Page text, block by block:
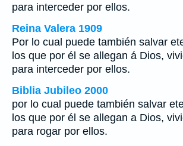
para interceder por ellos.
Reina Valera 1909
Por lo cual puede también salvar
los que por él se allegan á Dios,
para interceder por ellos.
Biblia Jubileo 2000
por lo cual puede también salvar
los que por él se allegan a Dios,
para rogar por ellos.